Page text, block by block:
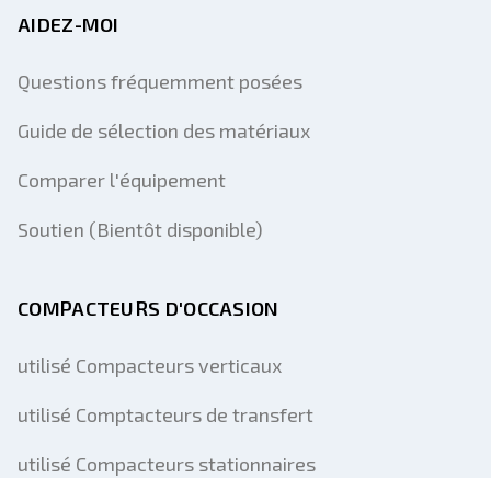
AIDEZ-MOI
Questions fréquemment posées
Guide de sélection des matériaux
Comparer l'équipement
Soutien (Bientôt disponible)
COMPACTEURS D'OCCASION
utilisé Compacteurs verticaux
utilisé Comptacteurs de transfert
utilisé Compacteurs stationnaires